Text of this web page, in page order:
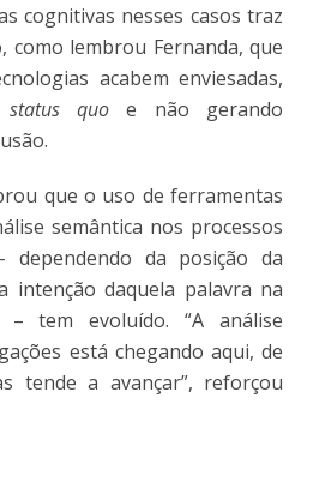
cognitivas nesses casos traz
como lembrou Fernanda, que
acabem enviesadas,
status quo e não gerando
que o uso de ferramentas
semântica nos processos
dependendo da posição da
intenção daquela palavra na
tem evoluído. “A análise
está chegando aqui, de
tende a avançar”, reforçou